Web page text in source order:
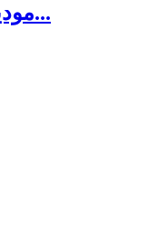
موديول حساس قياس حرارة غير...